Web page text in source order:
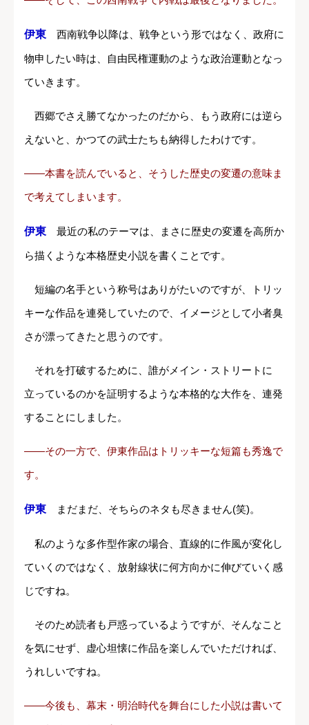
伊東 西南戦争以降は、戦争という形ではなく、政府に
物申したい時は、自由民権運動のような政治運動となっ
ていきます。
西郷でさえ勝てなかったのだから、もう政府には逆ら
えないと、かつての武士たちも納得したわけです。
――本書を読んでいると、そうした歴史の変遷の意味ま
で考えてしまいます。
伊東 最近の私のテーマは、まさに歴史の変遷を高所か
ら描くような本格歴史小説を書くことです。
短編の名手という称号はありがたいのですが、トリッ
キーな作品を連発していたので、イメージとして小者臭
さが漂ってきたと思うのです。
それを打破するために、誰がメイン・ストリートに
立っているのかを証明するような本格的な大作を、連発
することにしました。
――その一方で、伊東作品はトリッキーな短篇も秀逸で
す。
伊東 まだまだ、そちらのネタも尽きません(笑)。
私のような多作型作家の場合、直線的に作風が変化し
ていくのではなく、放射線状に何方向かに伸びていく感
じですね。
そのため読者も戸惑っているようですが、そんなこと
を気にせず、虚心坦懐に作品を楽しんでいただければ、
うれしいですね。
――今後も、幕末・明治時代を舞台にした小説は書いて